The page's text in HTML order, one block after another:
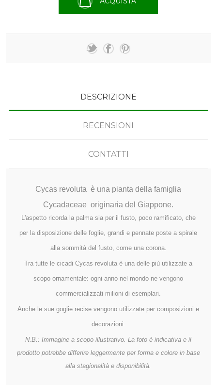
DESCRIZIONE
RECENSIONI
CONTATTI
Cycas revoluta è una pianta della famiglia
Cycadaceae originaria del Giappone.
L'aspetto ricorda la palma sia per il fusto, poco ramificato, che
per la disposizione delle foglie, grandi e pennate poste a spirale
alla sommità del fusto, come una corona.
Tra tutte le cicadi Cycas revoluta è una delle più utilizzate a
scopo ornamentale: ogni anno nel mondo ne vengono
commercializzati milioni di esemplari.
Anche le sue goglie recise vengono utilizzate per composizioni e
decorazioni.
N.B.: Immagine a scopo illustrativo. La foto è indicativa e il
prodotto potrebbe differire leggermente per forma e colore in base
alla stagionalità e disponibilità.